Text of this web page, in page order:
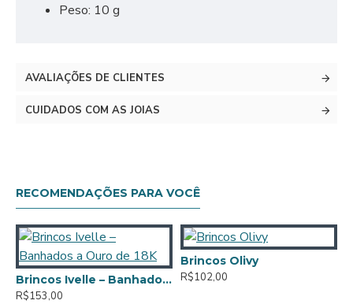
Peso: 10 g
AVALIAÇÕES DE CLIENTES
CUIDADOS COM AS JOIAS
RECOMENDAÇÕES PARA VOCÊ
Brincos Ivelle – Banhados a Ouro de 18K
R$153,00
Brincos Olivy
R$102,00